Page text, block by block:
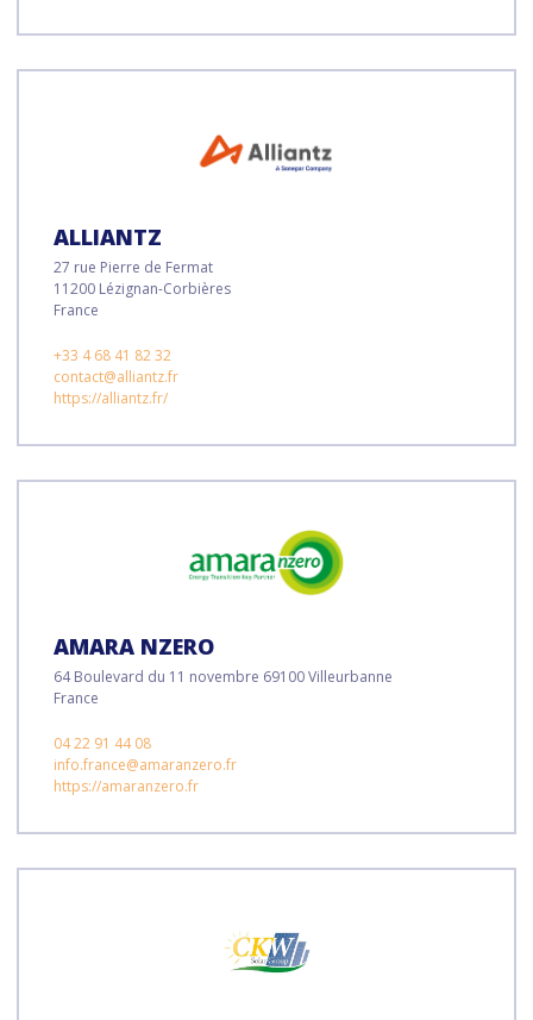
ALLIANTZ
27 rue Pierre de Fermat
11200 Lézignan-Corbières
France
+33 4 68 41 82 32
contact@alliantz.fr
https://alliantz.fr/
AMARA NZERO
64 Boulevard du 11 novembre 69100 Villeurbanne
France
04 22 91 44 08
info.france@amaranzero.fr
https://amaranzero.fr